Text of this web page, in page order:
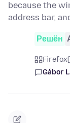
because the
address bar,
Решён
Firefox
Gábor